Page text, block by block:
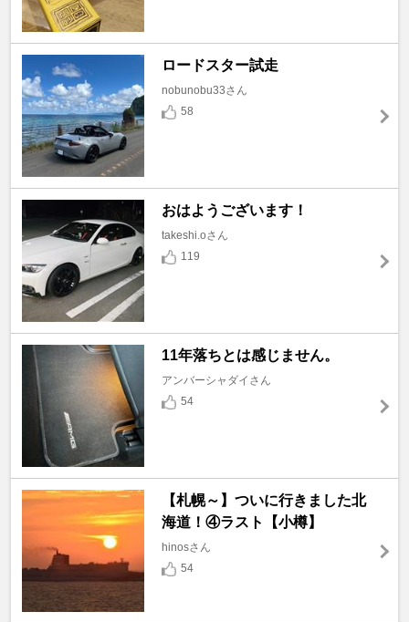
ロードスター試走
nobunobu33さん
58
おはようございます！
takeshi.oさん
119
11年落ちとは感じません。
アンバーシャダイさん
54
【札幌～】ついに行きました北
海道！④ラスト【小樽】
hinosさん
54